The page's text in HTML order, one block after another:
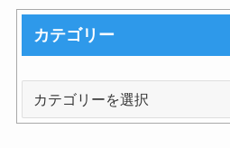
カテゴリー